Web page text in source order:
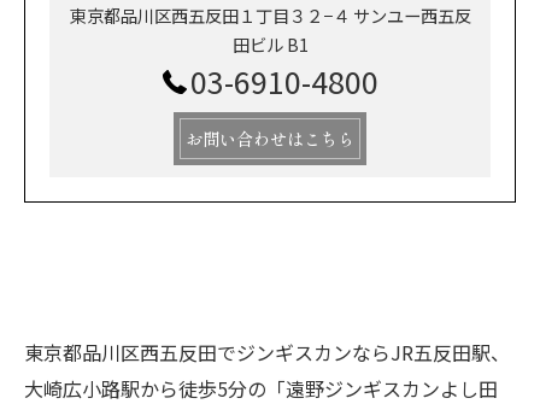
東京都品川区西五反田１丁目３２−４ サンユー西五反
田ビル B1
03-6910-4800
お問い合わせはこちら
東京都品川区西五反田でジンギスカンならJR五反田駅、
大崎広小路駅から徒歩5分の「遠野ジンギスカンよし田